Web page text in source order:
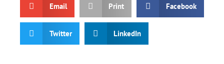
Email Print Facebook
Twitter LinkedIn